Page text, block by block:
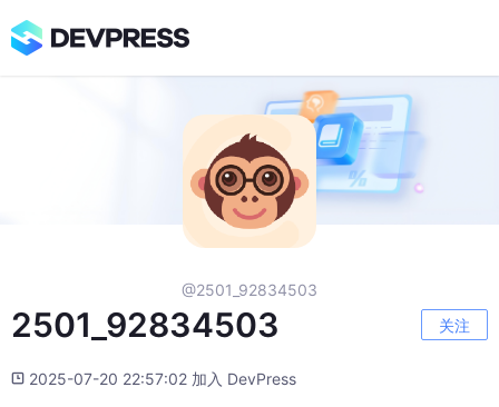
@2501_92834503
2501_92834503 关注
2025-07-20 22:57:02 加入 DevPress